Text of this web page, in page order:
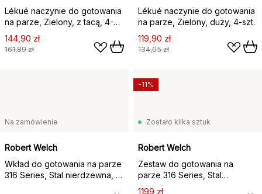
Lékué naczynie do gotowania
na parze, Zielony, z tacą, 4-
szt.
144,90 zł
161,89 zł
Lékué naczynie do gotowania
na parze, Zielony, duży, 4‑szt.
119,90 zł
134,05 zł
Na zamówienie
Robert Welch
Wkład do gotowania na parze
316 Series, Stal nierdzewna, 18
Zostało kilka sztuk
Robert Welch
Zestaw do gotowania na
parze 316 Series, Stal
nierdzewna, 2 części
1199 zł
-11%